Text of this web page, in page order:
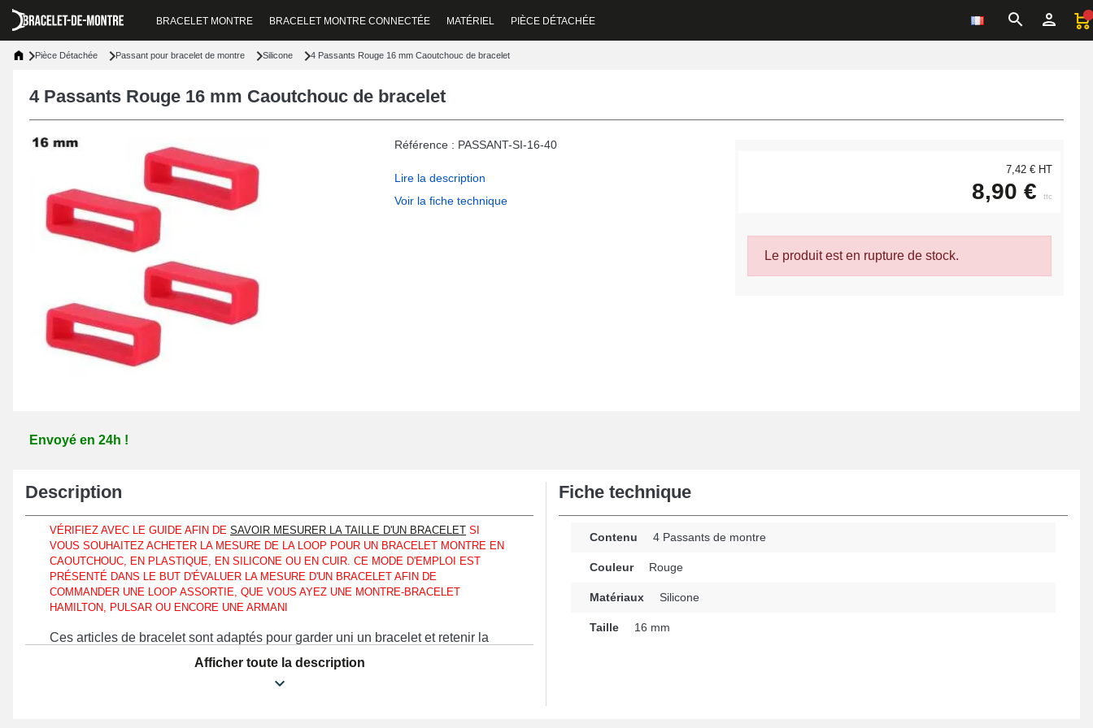
BRACELET MONTRE BRACELET MONTRE CONNECTÉE MATÉRIEL PIÈCE DÉTACHÉE
Pièce Détachée Passant pour bracelet de montre Silicone 4 Passants Rouge 16 mm Caoutchouc de bracelet
4 Passants Rouge 16 mm Caoutchouc de bracelet
Référence : PASSANT-SI-16-40
Lire la description
Voir la fiche technique
7,42 € HT
8,90 € ttc
Le produit est en rupture de stock.
Envoyé en 24h !
Description
VÉRIFIEZ AVEC LE GUIDE AFIN DE SAVOIR MESURER LA TAILLE D'UN BRACELET SI
VOUS SOUHAITEZ ACHETER LA MESURE DE LA LOOP POUR UN BRACELET MONTRE EN
CAOUTCHOUC, EN PLASTIQUE, EN SILICONE OU EN CUIR. CE MODE D'EMPLOI EST
PRÉSENTÉ DANS LE BUT D'ÉVALUER LA MESURE D'UN BRACELET AFIN DE
COMMANDER UNE LOOP ASSORTIE, QUE VOUS AYEZ UNE MONTRE-BRACELET
HAMILTON, PULSAR OU ENCORE UNE ARMANI
Ces articles de bracelet sont adaptés pour garder uni un bracelet et retenir la
languette. La solidité du bracelet d'une montre que vous avez envie de réparer
Afficher toute la description
Fiche technique
Contenu 4 Passants de montre
Couleur Rouge
Matériaux Silicone
Taille 16 mm